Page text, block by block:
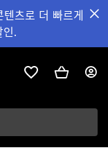
츠로 더 빠르게
.